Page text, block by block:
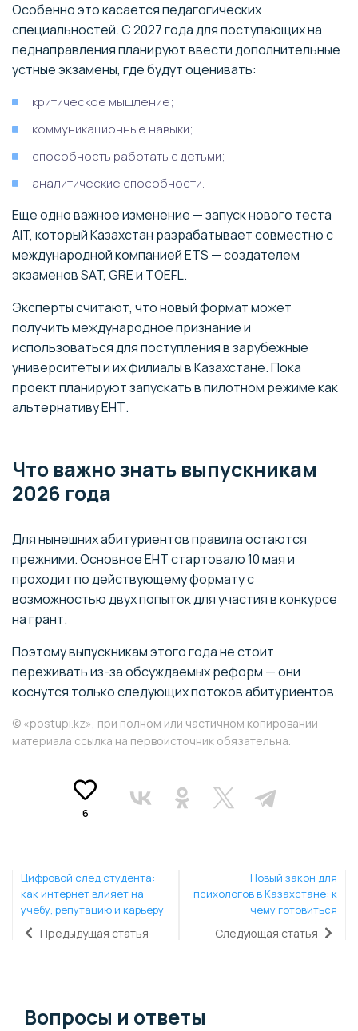
Особенно это касается педагогических
специальностей. С 2027 года для поступающих на
педнаправления планируют ввести дополнительные
устные экзамены, где будут оценивать:
критическое мышление;
коммуникационные навыки;
способность работать с детьми;
аналитические способности.
Еще одно важное изменение — запуск нового теста
AIT, который Казахстан разрабатывает совместно с
международной компанией ETS — создателем
экзаменов SAT, GRE и TOEFL.
Эксперты считают, что новый формат может
получить международное признание и
использоваться для поступления в зарубежные
университеты и их филиалы в Казахстане. Пока
проект планируют запускать в пилотном режиме как
альтернативу ЕНТ.
Что важно знать выпускникам
2026 года
Для нынешних абитуриентов правила остаются
прежними. Основное ЕНТ стартовало 10 мая и
проходит по действующему формату с
возможностью двух попыток для участия в конкурсе
на грант.
Поэтому выпускникам этого года не стоит
переживать из-за обсуждаемых реформ — они
коснутся только следующих потоков абитуриентов.
© «postupi.kz», при полном или частичном копировании
материала ссылка на первоисточник обязательна.
6
Цифровой след студента:
как интернет влияет на
учебу, репутацию и карьеру
Предыдущая статья
Новый закон для
психологов в Казахстане: к
чему готовиться
Следующая статья
Вопросы и ответы